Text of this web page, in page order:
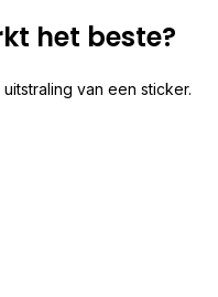
het beste?
van een sticker.